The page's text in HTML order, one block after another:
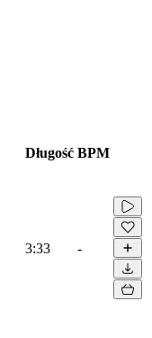
Długość BPM
3:33 -